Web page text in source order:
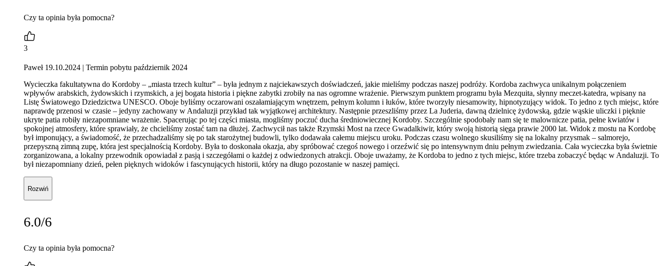
Czy ta opinia była pomocna?
3
Paweł 19.10.2024 | Termin pobytu październik 2024
Wycieczka fakultatywna do Kordoby – „miasta trzech kultur” – była jednym z najciekawszych doświadczeń, jakie mieliśmy podczas naszej podróży. Kordoba zachwyca unikalnym połączeniem
wpływów arabskich, żydowskich i rzymskich, a jej bogata historia i piękne zabytki zrobiły na nas ogromne wrażenie. Pierwszym punktem programu była Mezquita, słynny meczet-katedra, wpisany na
Listę Światowego Dziedzictwa UNESCO. Oboje byliśmy oczarowani oszałamiającym wnętrzem, pełnym kolumn i łuków, które tworzyły niesamowity, hipnotyzujący widok. To jedno z tych miejsc, które
naprawdę przenosi w czasie – jedyny zachowany w Andaluzji przykład tak wyjątkowej architektury. Następnie przeszliśmy przez La Juderia, dawną dzielnicę żydowską, gdzie wąskie uliczki i pięknie
ukryte patia robiły niezapomniane wrażenie. Spacerując po tej części miasta, mogliśmy poczuć ducha średniowiecznej Kordoby. Szczególnie spodobały nam się te malownicze patia, pełne kwiatów i
spokojnej atmosfery, które sprawiały, że chcieliśmy zostać tam na dłużej. Zachwycił nas także Rzymski Most na rzece Gwadalkiwir, który swoją historią sięga prawie 2000 lat. Widok z mostu na Kordobę
był imponujący, a świadomość, że przechadzaliśmy się po tak starożytnej budowli, tylko dodawała całemu miejscu uroku. Podczas czasu wolnego skusiliśmy się na lokalny przysmak – salmorejo,
przepyszną zimną zupę, która jest specjalnością Kordoby. Była to doskonała okazja, aby spróbować czegoś nowego i orzeźwić się po intensywnym dniu pełnym zwiedzania. Cała wycieczka była świetnie
zorganizowana, a lokalny przewodnik opowiadał z pasją i szczegółami o każdej z odwiedzonych atrakcji. Oboje uważamy, że Kordoba to jedno z tych miejsc, które trzeba zobaczyć będąc w Andaluzji. To
był niezapomniany dzień, pełen pięknych widoków i fascynujących historii, który na długo pozostanie w naszej pamięci.
Rozwiń
6.0/6
Czy ta opinia była pomocna?